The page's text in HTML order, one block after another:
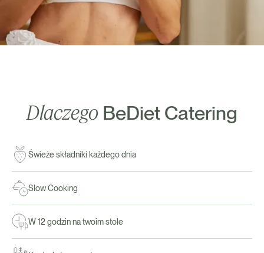
Dlaczego BeDiet Catering
Świeże składniki każdego dnia
Slow Cooking
W 12 godzin na twoim stole